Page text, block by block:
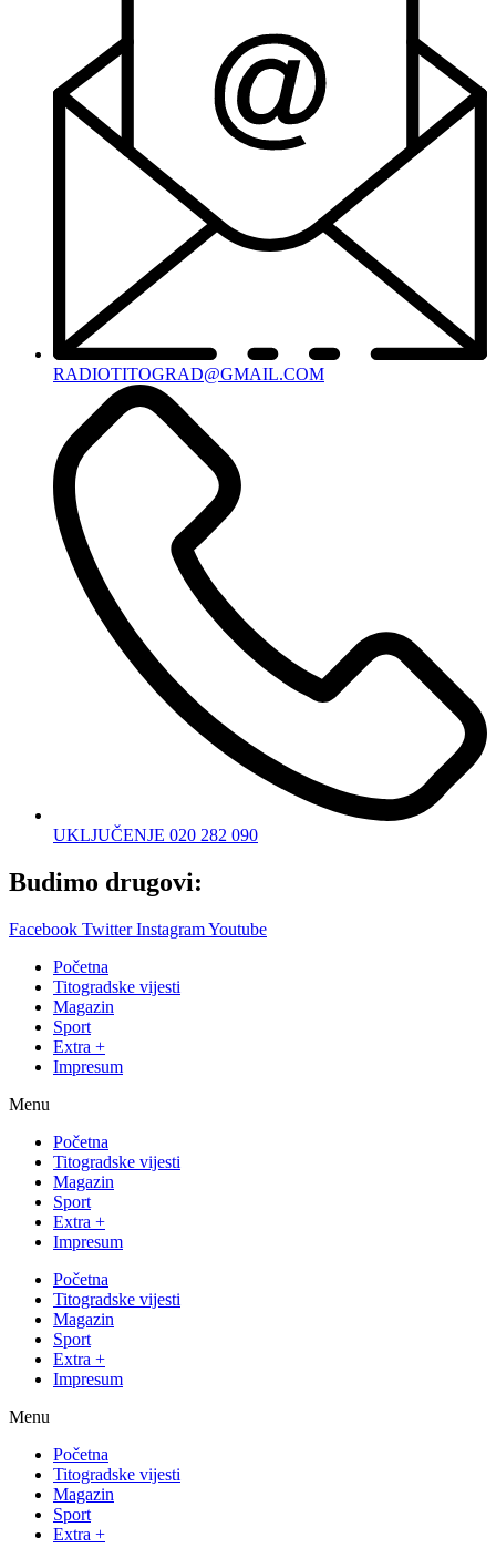
RADIOTITOGRAD@GMAIL.COM
UKLJUČENJE 020 282 090
Budimo drugovi:
Facebook Twitter InstagramYoutube
Početna
Titogradske vijesti
Magazin
Sport
Extra +
Impresum
Menu
Početna
Titogradske vijesti
Magazin
Sport
Extra +
Impresum
Početna
Titogradske vijesti
Magazin
Sport
Extra +
Impresum
Menu
Početna
Titogradske vijesti
Magazin
Sport
Extra +